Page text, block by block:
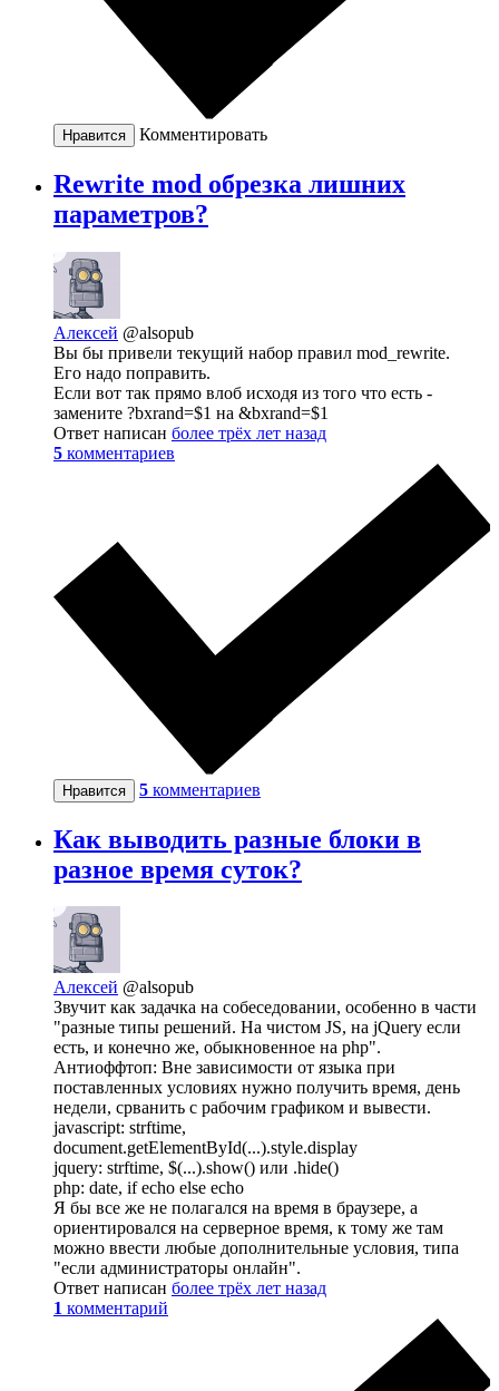
Нравится Комментировать
Rewrite mod обрезка лишних
параметров?
Алексей @alsopub
Вы бы привели текущий набор правил mod_rewrite.
Его надо поправить.
Если вот так прямо влоб исходя из того что есть -
замените ?bxrand=$1 на &bxrand=$1
Ответ написан более трёх лет назад
5 комментариев
Нравится 5 комментариев
Как выводить разные блоки в
разное время суток?
Алексей @alsopub
Звучит как задачка на собеседовании, особенно в части
"разные типы решений. На чистом JS, на jQuery если
есть, и конечно же, обыкновенное на php".
Антиоффтоп: Вне зависимости от языка при
поставленных условиях нужно получить время, день
недели, срванить с рабочим графиком и вывести.
javascript: strftime,
document.getElementById(...).style.display
jquery: strftime, $(...).show() или .hide()
php: date, if echo else echo
Я бы все же не полагался на время в браузере, а
ориентировался на серверное время, к тому же там
можно ввести любые дополнительные условия, типа
"если администраторы онлайн".
Ответ написан более трёх лет назад
1 комментарий